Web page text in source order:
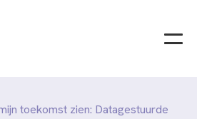
toekomst zien: Datagestuurde